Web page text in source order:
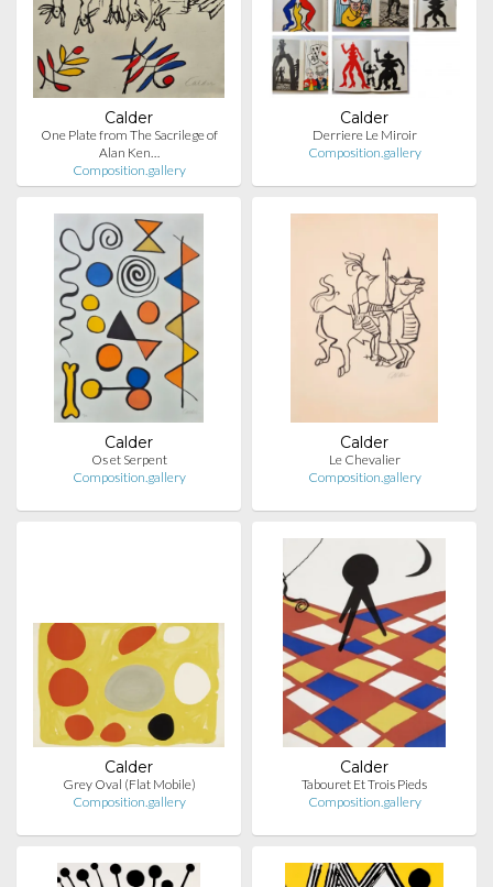
Calder
One Plate from The Sacrilege of
Alan Ken…
Composition.gallery
Calder
Derriere Le Miroir
Composition.gallery
Calder
Os et Serpent
Composition.gallery
Calder
Le Chevalier
Composition.gallery
Calder
Grey Oval (Flat Mobile)
Composition.gallery
Calder
Tabouret Et Trois Pieds
Composition.gallery